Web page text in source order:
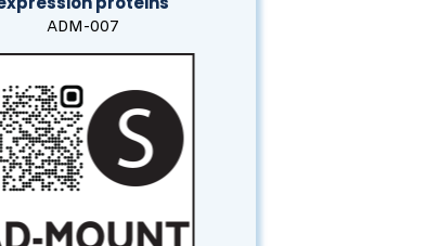
ADM-007